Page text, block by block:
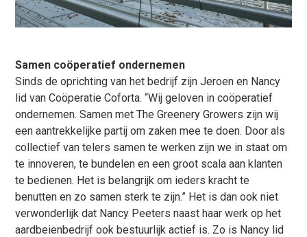
Samen coöperatief ondernemen
Sinds de oprichting van het bedrijf zijn Jeroen en Nancy
lid van Coöperatie Coforta. “Wij geloven in coöperatief
ondernemen. Samen met The Greenery Growers zijn wij
een aantrekkelijke partij om zaken mee te doen. Door als
collectief van telers samen te werken zijn we in staat om
te innoveren, te bundelen en een groot scala aan klanten
te bedienen. Het is belangrijk om ieders kracht te
benutten en zo samen sterk te zijn.” Het is dan ook niet
verwonderlijk dat Nancy Peeters naast haar werk op het
aardbeienbedrijf ook bestuurlijk actief is. Zo is Nancy lid